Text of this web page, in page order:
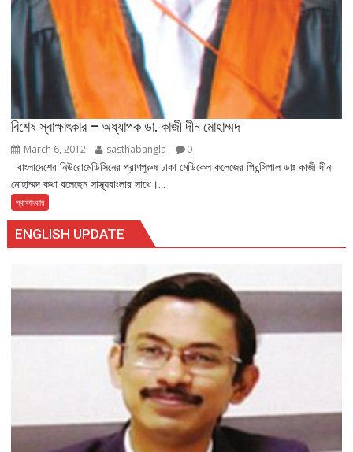
বিশেষ স্বাক্ষাৎকার – অধ্যাপক ডা. কাজী দীন মোহাম্মদ
March 6, 2012 sasthabangla 0
বাংলাদেশের নিউরোমেডিসিনের প্রাণপুরুষ ঢাকা মেডিকেল কলেজের প্রিন্সিপাল ডাঃ কাজী দীন
মোহাম্মদ কথা বলেছেন সাস্থ্যবাংলার সাথে।...
স্বাক্ষাৎকার
ENGLISH UPDATE